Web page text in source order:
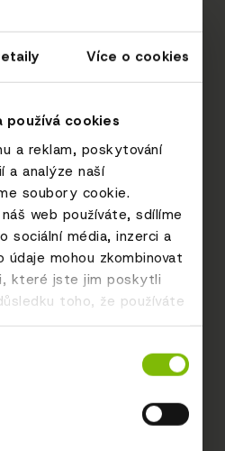
Více o cookies
používá cookies
a reklam, poskytování
a analýze naší
soubory cookie.
web používáte, sdílíme
sociální média, inzerci a
mohou zkombinovat
které jste jim poskytli
toho, že používáte